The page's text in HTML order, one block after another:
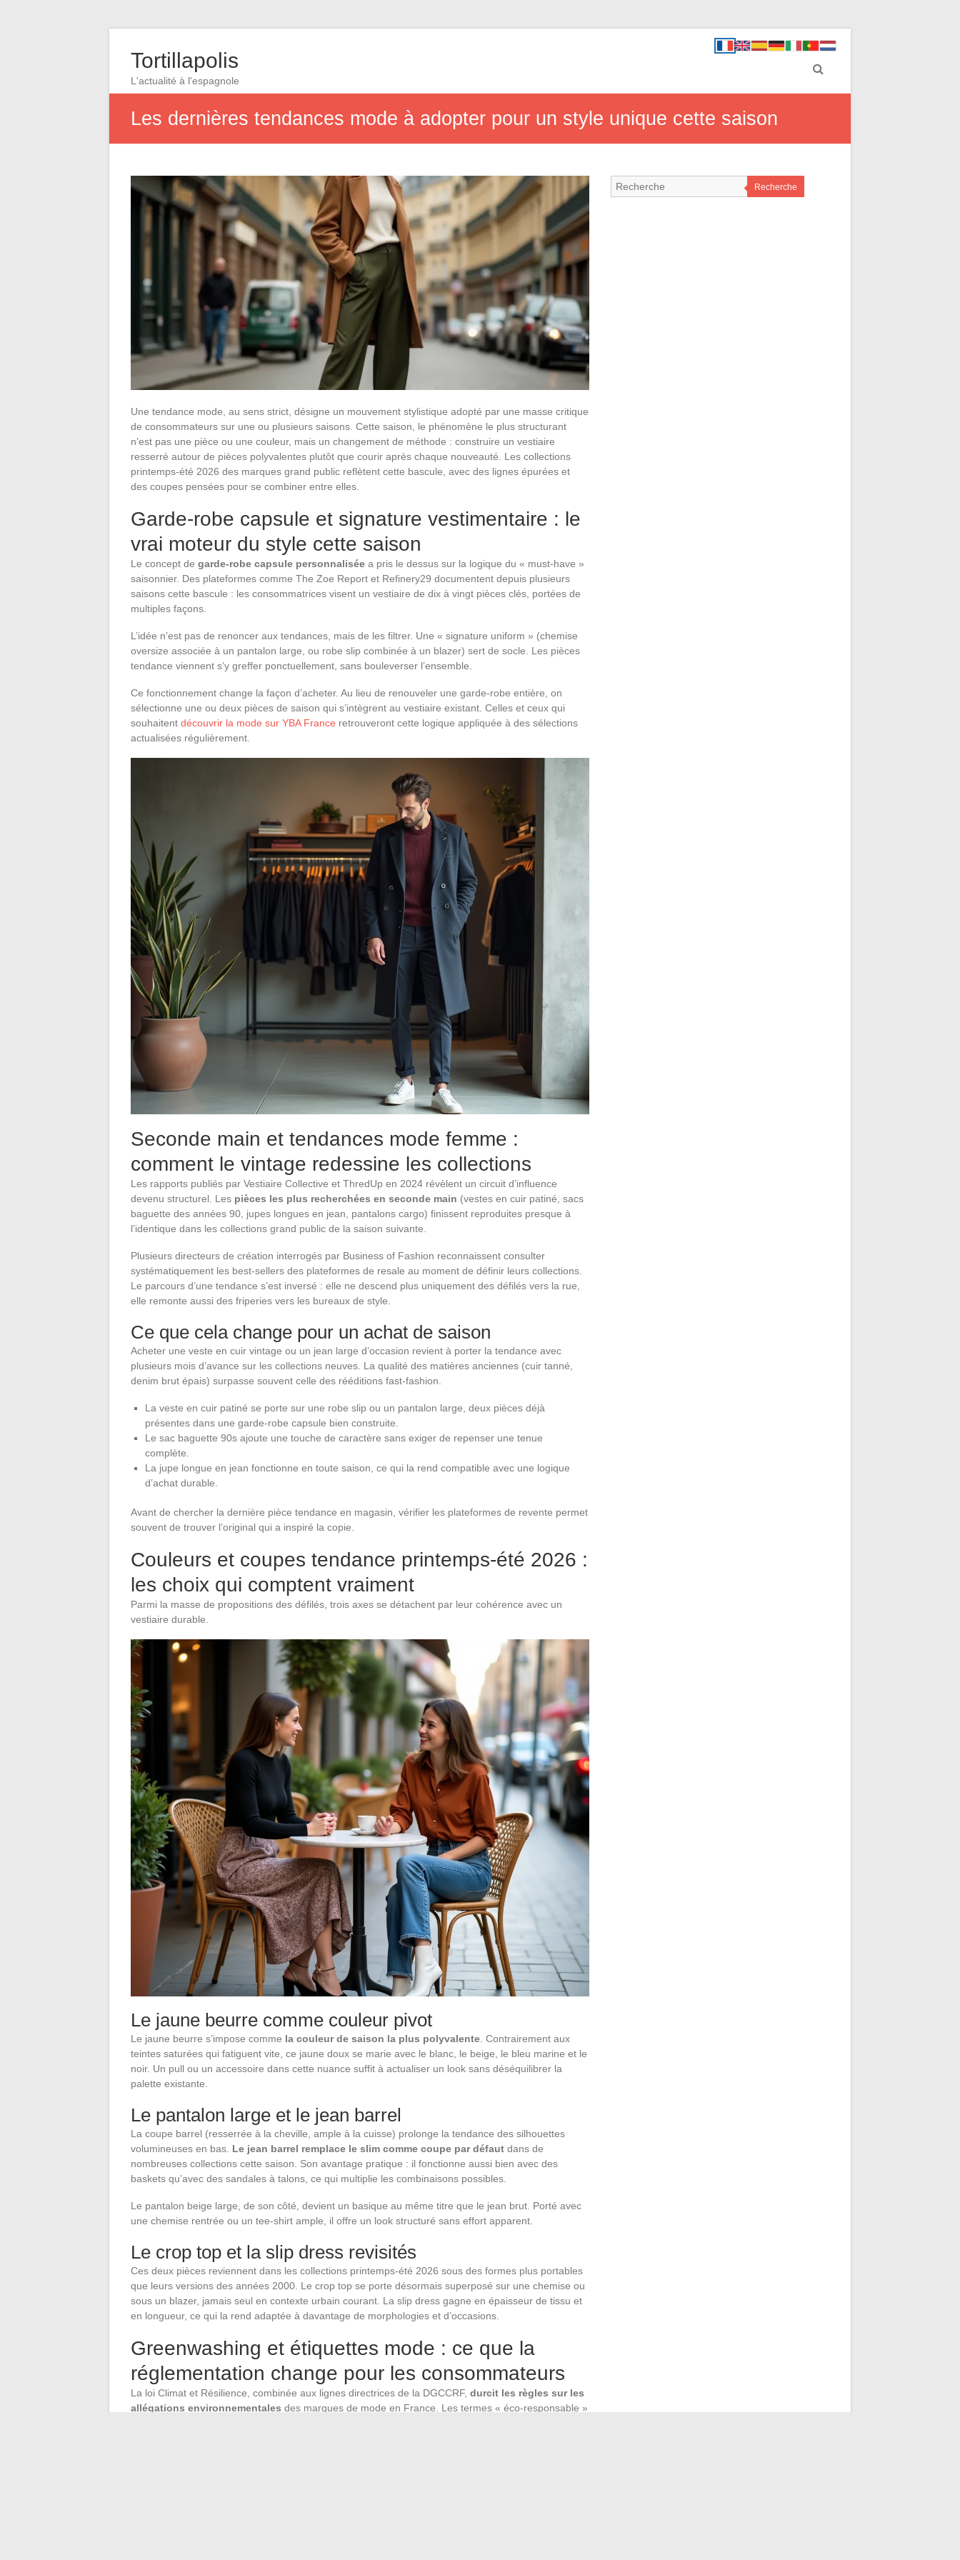
Tortillapolis
L'actualité à l'espagnole
Les dernières tendances mode à adopter pour un style unique cette saison
Une tendance mode, au sens strict, désigne un mouvement stylistique adopté par une masse critique
de consommateurs sur une ou plusieurs saisons. Cette saison, le phénomène le plus structurant
n’est pas une pièce ou une couleur, mais un changement de méthode : construire un vestiaire
resserré autour de pièces polyvalentes plutôt que courir après chaque nouveauté. Les collections
printemps-été 2026 des marques grand public reflètent cette bascule, avec des lignes épurées et
des coupes pensées pour se combiner entre elles.
Garde-robe capsule et signature vestimentaire : le
vrai moteur du style cette saison
Le concept de garde-robe capsule personnalisée a pris le dessus sur la logique du « must-have »
saisonnier. Des plateformes comme The Zoe Report et Refinery29 documentent depuis plusieurs
saisons cette bascule : les consommatrices visent un vestiaire de dix à vingt pièces clés, portées de
multiples façons.
L’idée n’est pas de renoncer aux tendances, mais de les filtrer. Une « signature uniform » (chemise
oversize associée à un pantalon large, ou robe slip combinée à un blazer) sert de socle. Les pièces
tendance viennent s’y greffer ponctuellement, sans bouleverser l’ensemble.
Ce fonctionnement change la façon d’acheter. Au lieu de renouveler une garde-robe entière, on
sélectionne une ou deux pièces de saison qui s’intègrent au vestiaire existant. Celles et ceux qui
souhaitent découvrir la mode sur YBA France retrouveront cette logique appliquée à des sélections
actualisées régulièrement.
Seconde main et tendances mode femme :
comment le vintage redessine les collections
Les rapports publiés par Vestiaire Collective et ThredUp en 2024 révèlent un circuit d’influence
devenu structurel. Les pièces les plus recherchées en seconde main (vestes en cuir patiné, sacs
baguette des années 90, jupes longues en jean, pantalons cargo) finissent reproduites presque à
l’identique dans les collections grand public de la saison suivante.
Plusieurs directeurs de création interrogés par Business of Fashion reconnaissent consulter
systématiquement les best-sellers des plateformes de resale au moment de définir leurs collections.
Le parcours d’une tendance s’est inversé : elle ne descend plus uniquement des défilés vers la rue,
elle remonte aussi des friperies vers les bureaux de style.
Ce que cela change pour un achat de saison
Acheter une veste en cuir vintage ou un jean large d’occasion revient à porter la tendance avec
plusieurs mois d’avance sur les collections neuves. La qualité des matières anciennes (cuir tanné,
denim brut épais) surpasse souvent celle des rééditions fast-fashion.
La veste en cuir patiné se porte sur une robe slip ou un pantalon large, deux pièces déjà
présentes dans une garde-robe capsule bien construite.
Le sac baguette 90s ajoute une touche de caractère sans exiger de repenser une tenue
complète.
La jupe longue en jean fonctionne en toute saison, ce qui la rend compatible avec une logique
d’achat durable.
Avant de chercher la dernière pièce tendance en magasin, vérifier les plateformes de revente permet
souvent de trouver l’original qui a inspiré la copie.
Couleurs et coupes tendance printemps-été 2026 :
les choix qui comptent vraiment
Parmi la masse de propositions des défilés, trois axes se détachent par leur cohérence avec un
vestiaire durable.
Le jaune beurre comme couleur pivot
Le jaune beurre s’impose comme la couleur de saison la plus polyvalente . Contrairement aux
teintes saturées qui fatiguent vite, ce jaune doux se marie avec le blanc, le beige, le bleu marine et le
noir. Un pull ou un accessoire dans cette nuance suffit à actualiser un look sans déséquilibrer la
palette existante.
Le pantalon large et le jean barrel
La coupe barrel (resserrée à la cheville, ample à la cuisse) prolonge la tendance des silhouettes
volumineuses en bas. Le jean barrel remplace le slim comme coupe par défaut dans de
nombreuses collections cette saison. Son avantage pratique : il fonctionne aussi bien avec des
baskets qu’avec des sandales à talons, ce qui multiplie les combinaisons possibles.
Le pantalon beige large, de son côté, devient un basique au même titre que le jean brut. Porté avec
une chemise rentrée ou un tee-shirt ample, il offre un look structuré sans effort apparent.
Le crop top et la slip dress revisités
Ces deux pièces reviennent dans les collections printemps-été 2026 sous des formes plus portables
que leurs versions des années 2000. Le crop top se porte désormais superposé sur une chemise ou
sous un blazer, jamais seul en contexte urbain courant. La slip dress gagne en épaisseur de tissu et
en longueur, ce qui la rend adaptée à davantage de morphologies et d’occasions.
Greenwashing et étiquettes mode : ce que la
réglementation change pour les consommateurs
La loi Climat et Résilience, combinée aux lignes directrices de la DGCCRF, durcit les règles sur les
allégations environnementales des marques de mode en France. Les termes « éco-responsable »
Recherche